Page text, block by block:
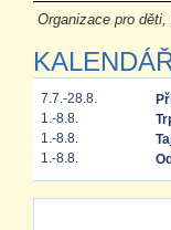
Organizace pro
7.7.-28.8.
1.-8.8.
1.-8.8.
1.-8.8.